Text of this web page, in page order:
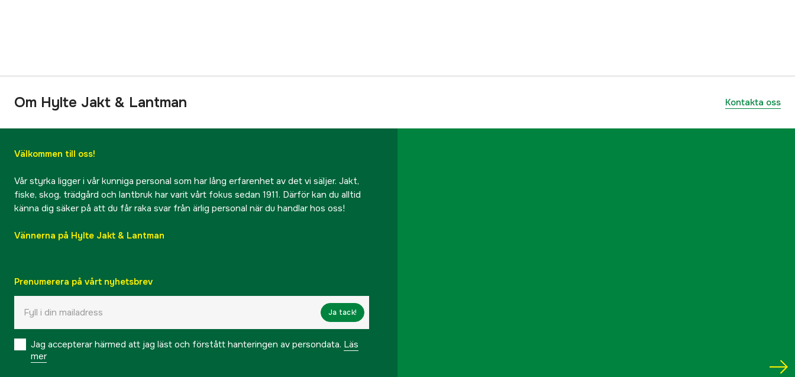
Om Hylte Jakt & Lantman Kontakta oss
Välkommen till oss!
Vår styrka ligger i vår kunniga personal som har lång erfarenhet av det vi säljer. Jakt,
fiske, skog, trädgård och lantbruk har varit vårt fokus sedan 1911. Därför kan du alltid
känna dig säker på att du får raka svar från ärlig personal när du handlar hos oss!
Vännerna på Hylte Jakt & Lantman
Prenumerera på vårt nyhetsbrev
Ja tack!
Jag accepterar härmed att jag läst och förstått hanteringen av persondata. Läs
mer